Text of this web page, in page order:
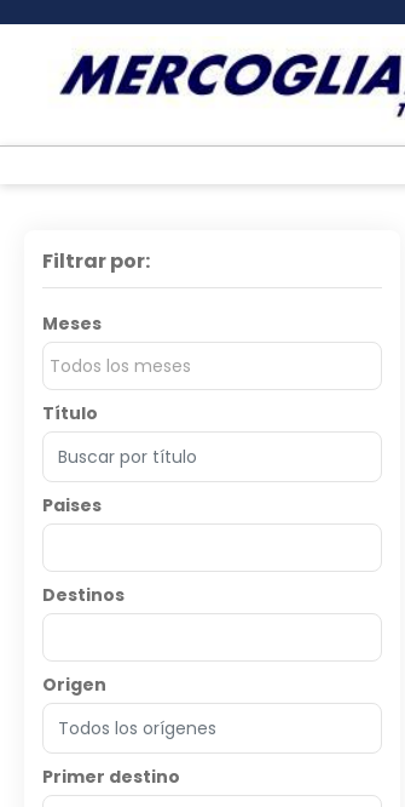
Filtrar por:
Meses
Todos los meses
Título
Paises
Destinos
Origen
Primer destino